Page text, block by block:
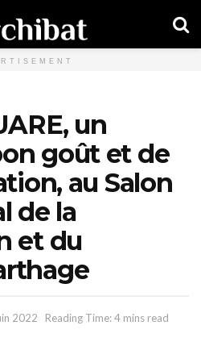
un
goût et de
au Salon
de la
et du
2022 Reading Time: 4 mins read